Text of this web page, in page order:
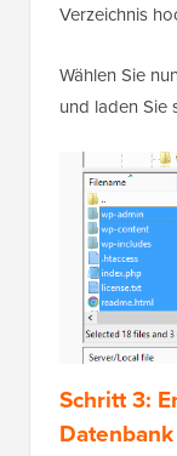
Verzeichnis
Wählen Sie
und laden Sie
Schritt 3: